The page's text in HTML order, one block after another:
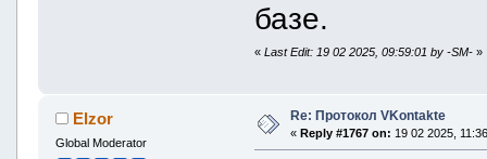
базе.
«Last Edit: 19 02 2025, 09:59:01 by -SM- »
Elzor
Global Moderator
Re: Протокол VKontakte
« Reply #1767 on: 19 02 2025,